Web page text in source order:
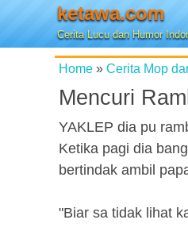
ketawa.com
Cerita Lucu dan Humor
Home » Cerita Mop
Mencuri
YAKLEP dia pu
Ketika pagi dia
bertindak ambil
"Biar sa tidak lihat